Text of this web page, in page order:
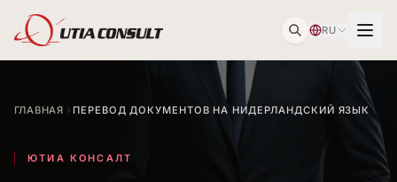
RU
ГЛАВНАЯ ПЕРЕВОД ДОКУМЕНТОВ НА НИДЕРЛАНДСКИЙ ЯЗЫК
ЮТИА КОНСАЛТ